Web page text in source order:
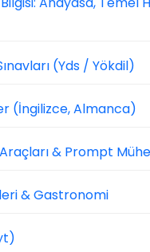
(Yds / Yökdil)
(İngilizce, Almanca)
& Prompt
& Gastronomi